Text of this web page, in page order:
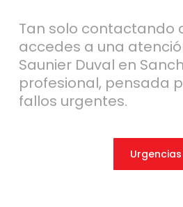
Tan solo contactando
accedes a una
Saunier Duval en
profesional, pensada
fallos urgentes.
Urgencias